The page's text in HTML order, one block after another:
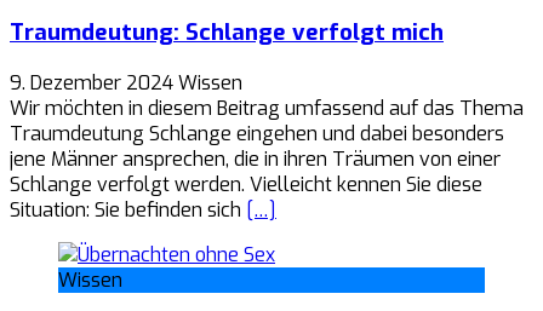
Traumdeutung: Schlange verfolgt mich
9. Dezember 2024Wissen
Wir möchten in diesem Beitrag umfassend auf das Thema
Traumdeutung Schlange eingehen und dabei besonders
jene Männer ansprechen, die in ihren Träumen von einer
Schlange verfolgt werden. Vielleicht kennen Sie diese
Situation: Sie befinden sich […]
Wissen